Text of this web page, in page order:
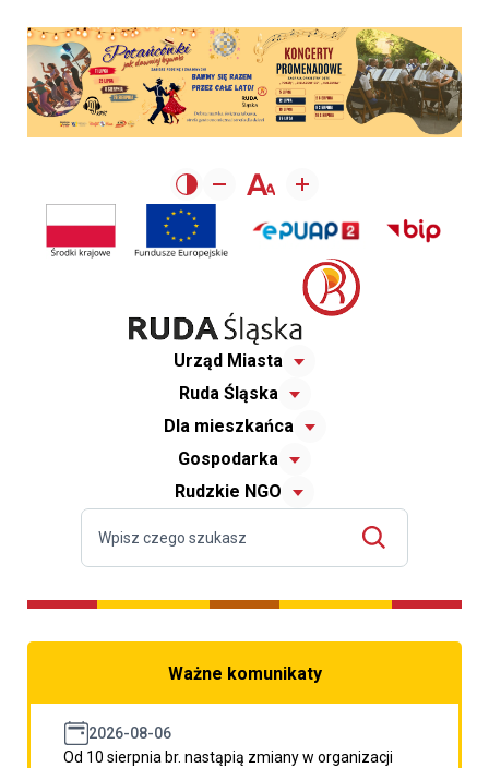
Urząd Miasta
Ruda Śląska
Dla mieszkańca
Gospodarka
Rudzkie NGO
Ważne komunikaty
2026-08-06
Od 10 sierpnia br. nastąpią zmiany w organizacji